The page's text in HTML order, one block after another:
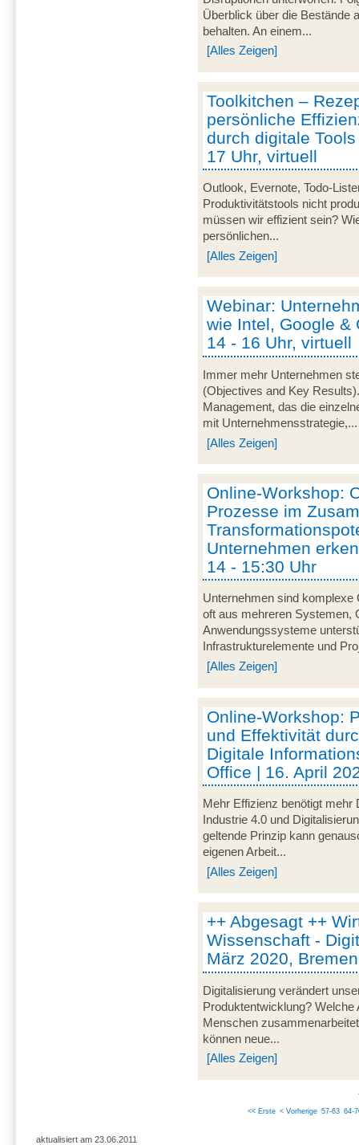
Überblick über die Bestände
behalten. An einem...
[Alles Zeigen]
Toolkitchen –
persönliche
durch digitale
17 Uhr, virtuell
Outlook, Evernote, Todo-
Produktivitätstools nicht
müssen wir effizient sein?
persönlichen...
[Alles Zeigen]
Webinar:
wie Intel, Google &
14 - 16 Uhr, virtuell
Immer mehr Unternehmen
(Objectives and Key
Management, das die
mit Unternehmensstrategie,...
[Alles Zeigen]
Online-Workshop:
Prozesse im
Unternehmen
14 - 15:30 Uhr
Unternehmen sind komplexe
oft aus mehreren Systemen,
Anwendungssysteme
Infrastrukturelemente und
[Alles Zeigen]
Online-Workshop:
und Effektivität
Digitale
Office | 16. April
Mehr Effizienz benötigt mehr
Industrie 4.0 und
geltende Prinzip kann
eigenen Arbeit...
[Alles Zeigen]
++ Abgesagt ++
Wissenschaft -
März 2020, Bremen
Digitalisierung verändert
Produktentwicklung?
Menschen
können neue...
[Alles Zeigen]
<< Erste < Vorherige 57-63 64-
aktualisiert am 23.06.2011